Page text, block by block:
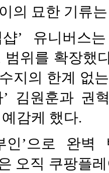
의 묘한 기류
샵’ 유니버스
범위를 확장했
지의 한계 없
’ 김원훈과 권
감케 했다.
인’으로 완
오직 쿠팡플